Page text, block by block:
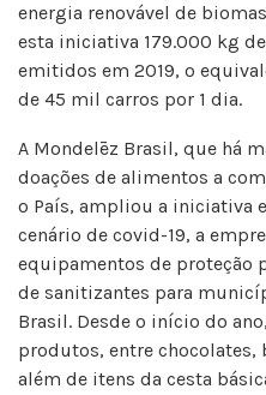
energia renovável de
esta iniciativa 179.000 kg
emitidos em 2019, o
de 45 mil carros por 1 dia.
A Mondelēz Brasil, que há
doações de alimentos a
o País, ampliou a iniciativa
cenário de covid-19, a
equipamentos de proteção
de sanitizantes para
Brasil. Desde o início do
produtos, entre chocolates,
além de itens da cesta